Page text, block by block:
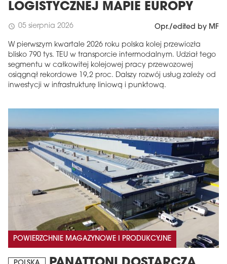
LOGISTYCZNEJ MAPIE EUROPY
schedule 05 sierpnia 2026 Opr./edited by MF
W pierwszym kwartale 2026 roku polska kolej przewiozła
blisko 790 tys. TEU w transporcie intermodalnym. Udział tego
segmentu w całkowitej kolejowej pracy przewozowej
osiągnął rekordowe 19,2 proc. Dalszy rozwój usług zależy od
inwestycji w infrastrukturę liniową i punktową.
POWIERZCHNIE MAGAZYNOWE I PRODUKCYJNE